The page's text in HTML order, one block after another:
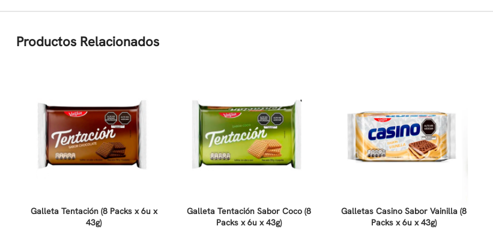
Productos Relacionados
Galleta Tentación (8 Packs x 6u x
43g)
Galleta Tentación Sabor Coco (8
Packs x 6u x 43g)
Galletas Casino Sabor Vainilla (8
Packs x 6u x 43g)